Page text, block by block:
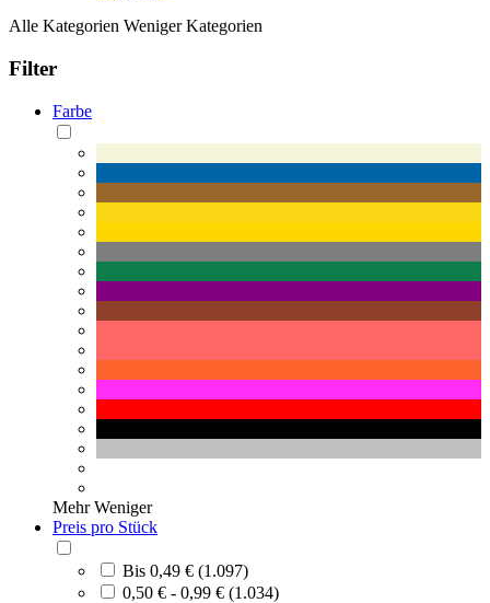
Alle Kategorien Weniger Kategorien
Filter
Farbe
Mehr Weniger
Preis pro Stück
Bis 0,49 € (1.097)
0,50 € - 0,99 € (1.034)